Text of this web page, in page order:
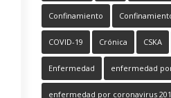
Confinamiento
COVID-19 Crónica CSKA
Enfermedad enfermedad
enfermedad por coronavirus